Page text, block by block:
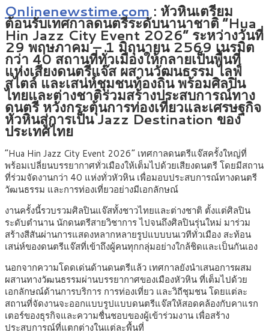
Onlinenewstime.com : หัวหินเตรียม
ต้อนรับเทศกาลดนตรีระดับนานาชาติ “Hua
Hin Jazz City Event 2026” ระหว่างวันที่
29 พฤษภาคม – 1 มิถุนายน 2569 เนรมิต
กว่า 40 สถานที่ทั่วเมืองให้กลายเป็นพื้นที่
แห่งเสียงดนตรีแจ๊ส ผสานวัฒนธรรม ไลฟ์
สไตล์ และเสน่ห์ชุมชนท้องถิ่น พร้อมศิลปิน
ไทยและต่างชาติร่วมสร้างประสบการณ์ทาง
ดนตรี หวังกระตุ้นการท่องเที่ยวและเศรษฐกิจ
หัวหินสู่การเป็น Jazz Destination ของ
ประเทศไทย
“Hua Hin Jazz City Event 2026” เทศกาลดนตรีแจ๊สครั้งใหญ่ที่
พร้อมเปลี่ยนบรรยากาศทั่วเมืองให้เต็มไปด้วยเสียงดนตรี โดยมีสถาน
ที่ร่วมจัดงานกว่า 40 แห่งทั่วหัวหิน เพื่อมอบประสบการณ์ทางดนตรี
วัฒนธรรม และการท่องเที่ยวอย่างมีเอกลักษณ์
งานครั้งนี้รวบรวมศิลปินแจ๊สทั้งชาวไทยและต่างชาติ ตั้งแต่ศิลปิน
ระดับตำนาน นักดนตรีสายวิชาการ ไปจนถึงศิลปินรุ่นใหม่ มาร่วม
สร้างสีสันผ่านการแสดงหลากหลายรูปแบบบนเวทีทั่วเมือง สะท้อน
เสน่ห์ของดนตรีแจ๊สที่เข้าถึงผู้คนทุกกลุ่มอย่างใกล้ชิดและเป็นกันเอง
นอกจากความโดดเด่นด้านดนตรีแล้ว เทศกาลยังนำเสนอการผสม
ผสานทางวัฒนธรรมผ่านบรรยากาศของเมืองหัวหิน ที่เต็มไปด้วย
เอกลักษณ์ด้านการบริการ การท่องเที่ยว และวิถีชุมชน โดยแต่ละ
สถานที่จัดงานจะออกแบบรูปแบบดนตรีแจ๊สให้สอดคล้องกับคาแรก
เตอร์ของธุรกิจและความชื่นชอบของผู้เข้าร่วมงาน เพื่อสร้าง
ประสบการณ์ที่แตกต่างในแต่ละพื้นที่